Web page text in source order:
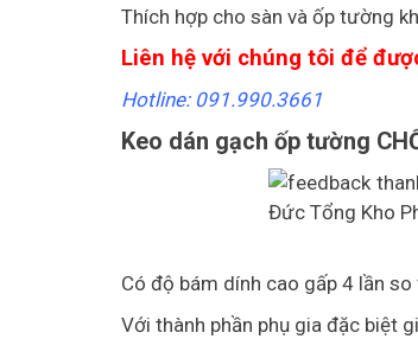
Thích hợp cho sàn và ốp tường
Liên hệ với chúng tôi để
Hotline: 091.990.3661
Keo dán gạch ốp tường
Có độ bám dính cao gấp 4 lần
Với thành phần phụ gia đặc biệt